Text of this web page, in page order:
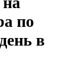
по
в